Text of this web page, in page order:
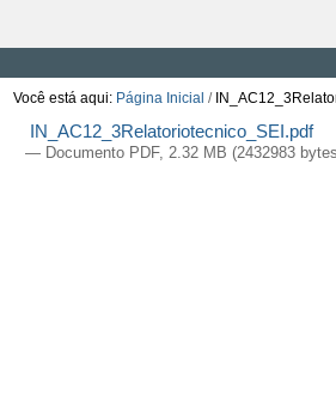
Você está aqui: Página Inicial /
IN_AC12_3Relatoriotecnico_SEI.pdf
— Documento PDF, 2.32 MB (2432983